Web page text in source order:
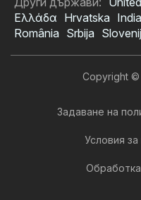
Ελλάδα Hrvatska India
România Srbija
Copyright ©
Задаване на
Условия